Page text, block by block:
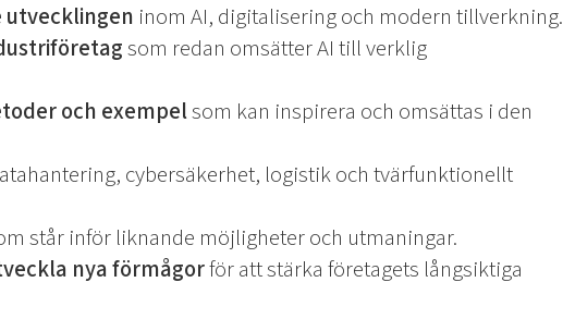
utvecklingen inom AI, digitalisering och modern tillverkning.
som redan omsätter AI till verklig
och exempelsom kan inspirera och omsättas i den
cybersäkerhet, logistik och tvärfunktionellt
står inför liknande möjligheter och utmaningar.
nya förmågorför att stärka företagets långsiktiga